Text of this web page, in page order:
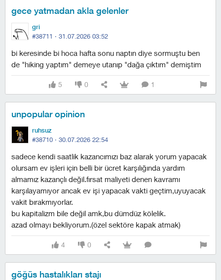
gece yatmadan akla gelenler
gri
#38711 · 31.07.2026 03:52
bi keresinde bi hoca hafta sonu naptın diye sormuştu ben
de "hiking yaptım" demeye utanıp "dağa çıktım" demiştim
5 0 1
unpopular opinion
ruhsuz
#38710 · 30.07.2026 22:54
sadece kendi saatlik kazancımızı baz alarak yorum yapacak
olursam ev işleri için belli bir ücret karşılığında yardım
almamız kazançlı değil.fırsat maliyeti denen kavramı
karşılayamıyor ancak ev işi yapacak vakti geçtim,uyuyacak
vakit bırakmıyorlar.
bu kapitalizm bile değil amk,bu dümdüz kölelik.
azad olmayı bekliyorum.(özel sektöre kapak atmak)
4 0
göğüs hastalıkları stajı